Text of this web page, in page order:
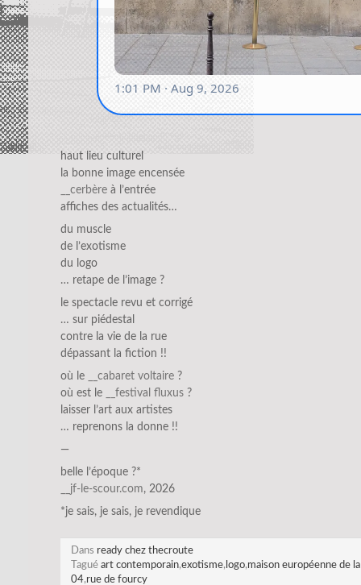
haut lieu culturel
la bonne image encensée
__cerbère à l’entrée
affiches des actualités…
du muscle
de l’exotisme
du logo
… retape de l’image ?
le spectacle revu et corrigé
… sur piédestal
contre la vie de la rue
dépassant la fiction !!
où le
__cabaret voltaire ?
où est le
__festival fluxus ?
laisser l’art aux artistes
… reprenons la donne !!
—
belle l’époque ?*
__jf-le-scour.com, 2026
*je sais, je sais, je revendique
Dans ready chez thecroute
Tagué art contemporain,exotisme, logo,maison européenne de
04,rue de fourcy